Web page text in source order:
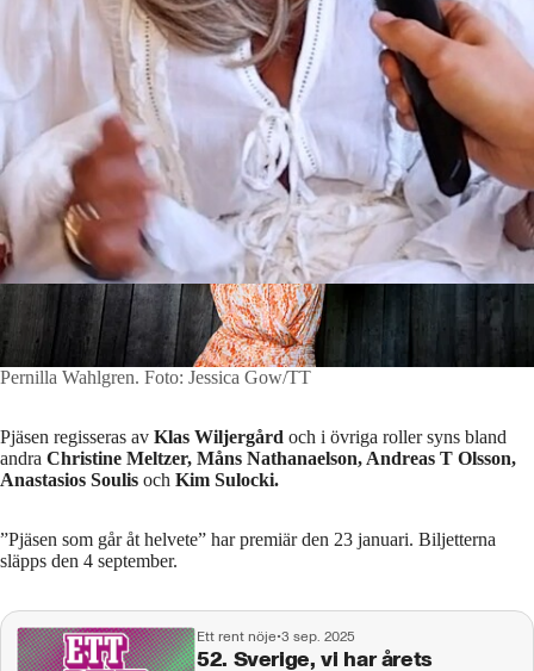
Pernilla Wahlgren. Foto: Jessica Gow/TT
Pjäsen regisseras av Klas Wiljergård och i övriga roller syns bland
andra Christine Meltzer, Måns Nathanaelson, Andreas T Olsson,
Anastasios Soulis och Kim Sulocki.
”Pjäsen som går åt helvete” har premiär den 23 januari. Biljetterna
släpps den 4 september.
Ett rent nöje•3 sep. 2025
52. Sverige, vi har årets